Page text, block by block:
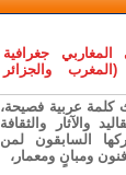
المغاربي جغرافية
والجزائر
كلمة عربية فصيحة،
والآثار والثقافة
السابقون لمن
ومبانٍ ومعمار،